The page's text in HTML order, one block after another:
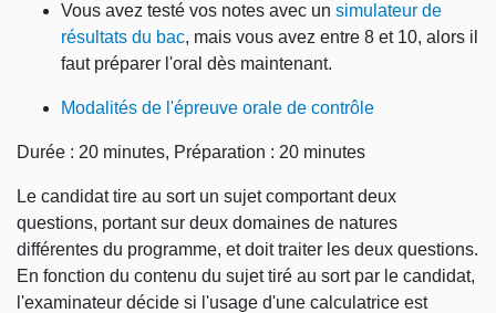
Vous avez testé vos notes avec un simulateur de
résultats du bac, mais vous avez entre 8 et 10, alors il
faut préparer l'oral dès maintenant.
Modalités de l'épreuve orale de contrôle
Durée : 20 minutes, Préparation : 20 minutes
Le candidat tire au sort un sujet comportant deux
questions, portant sur deux domaines de natures
différentes du programme, et doit traiter les deux questions.
En fonction du contenu du sujet tiré au sort par le candidat,
l'examinateur décide si l'usage d'une calculatrice est